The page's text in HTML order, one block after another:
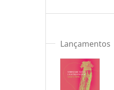
Lançamentos